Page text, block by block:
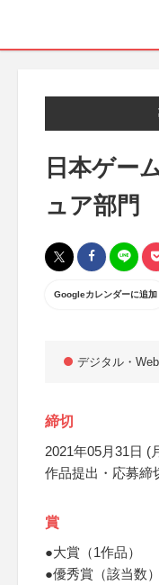
日本ゲー
ュア部門
Googleカレンダーに追加
デジタル・
締切
2021年05月31日 (
作品提出・応募締
賞
●大賞（1作品）
●優秀賞（該当数